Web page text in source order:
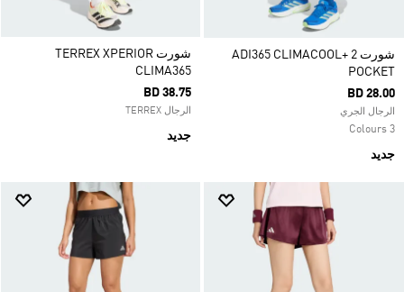
شورت ADI365 CLIMACOOL+ 2
POCKET
BD 28.00
الرجال الجري
3 Colours
جديد
شورت TERREX XPERIOR
CLIMA365
BD 38.75
الرجال TERREX
جديد